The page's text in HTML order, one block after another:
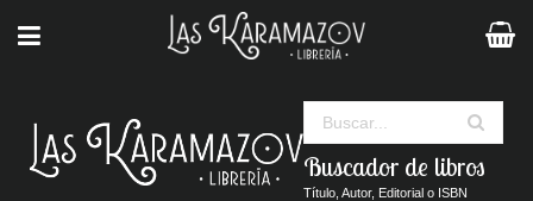
Buscador de libros
Título, Autor, Editorial o ISBN